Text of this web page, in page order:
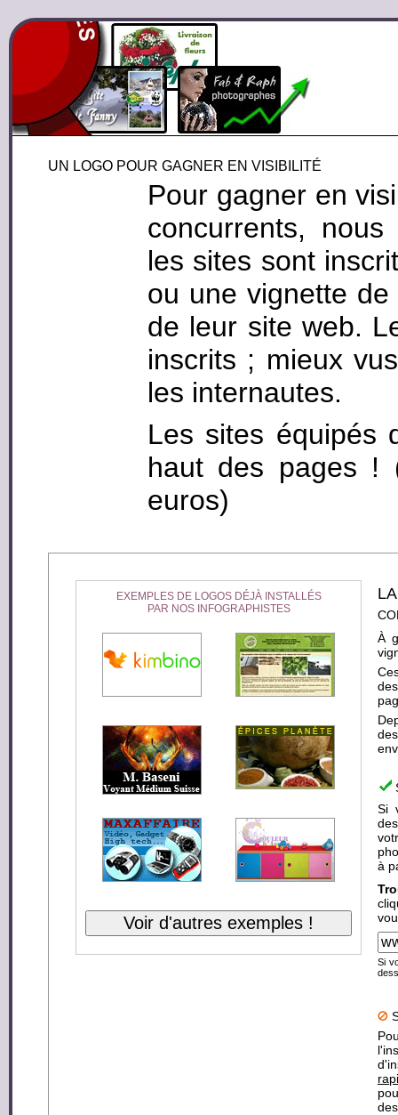
UN LOGO POUR GAGNER EN VISIBILITÉ
Pour gagner en
concurrents,
les sites sont
ou une vignette
de leur site web.
inscrits ; mieux
les internautes.
Les sites équipés
haut des pages !
euros)
EXEMPLES DE LOGOS DÉJÀ INSTALLÉS
PAR NOS INFOGRAPHISTES
À
Si
à
Si